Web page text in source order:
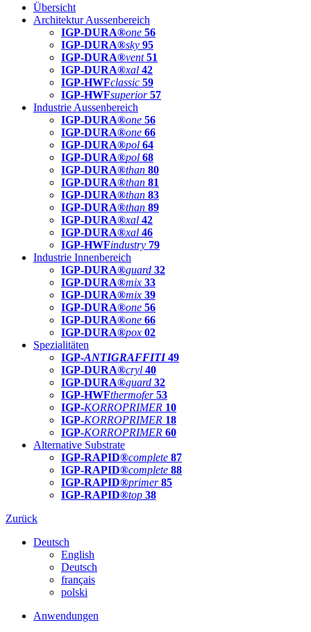
Übersicht
Architektur Aussenbereich
IGP-DURA®one 56
IGP-DURA®sky 95
IGP-DURA®vent 51
IGP-DURA®xal 42
IGP-HWFclassic 59
IGP-HWFsuperior 57
Industrie Aussenbereich
IGP-DURA®one 56
IGP-DURA®one 66
IGP-DURA®pol 64
IGP-DURA®pol 68
IGP-DURA®than 80
IGP-DURA®than 81
IGP-DURA®than 83
IGP-DURA®than 89
IGP-DURA®xal 42
IGP-DURA®xal 46
IGP-HWFindustry 79
Industrie Innenbereich
IGP-DURA®guard 32
IGP-DURA®mix 33
IGP-DURA®mix 39
IGP-DURA®one 56
IGP-DURA®one 66
IGP-DURA®pox 02
Spezialitäten
IGP-ANTIGRAFFITI49
IGP-DURA®cryl 40
IGP-DURA®guard 32
IGP-HWFthermofer 53
IGP-KORROPRIMER 10
IGP-KORROPRIMER 18
IGP-KORROPRIMER 60
Alternative Substrate
IGP-RAPID®complete 87
IGP-RAPID®complete 88
IGP-RAPID®primer 85
IGP-RAPID®top 38
Zurück
Deutsch
English
Deutsch
français
polski
Anwendungen